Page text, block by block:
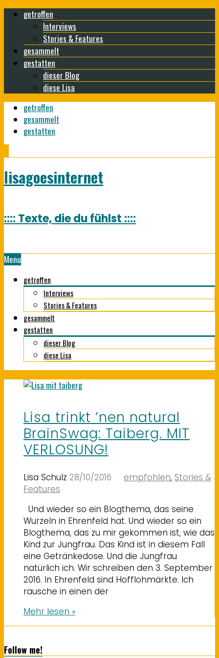
getroffen
Interviews
Stories & Features
gesammelt
gestatten
dieser Blog
diese Lisa
getroffen
gesammelt
gestatten
lisagoesinternet
:::: Texte, die du fühlst ::::
Menu
getroffen
Interviews
Stories & Features
gesammelt
gestatten
dieser Blog
diese Lisa
Lisa trinkt ’nen natural
BrainSwag: Taiberg. MIT
VERLOSUNG!
Lisa Schulz 28/10/2016 empfohlen, Stories &
Features
Und wieder so ein Blogthema, das seine
Wurzeln in Ehrenfeld hat. Und wieder so ein
Blogthema, das zu mir gekommen ist, wie das
Kind zur Jungfrau. Das Kind ist in diesem Fall
eine Getränkedose. Und die Jungfrau
natürlich ich. Wir schreiben den 3. September
2016. In Ehrenfeld sind Hofflohmärkte. Ich
rausche in einen der
Mehr lesen »
Follow me!